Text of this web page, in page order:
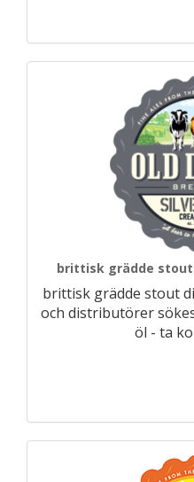
brittisk grädde
brittisk grädde stout
och distributörer
öl - ta